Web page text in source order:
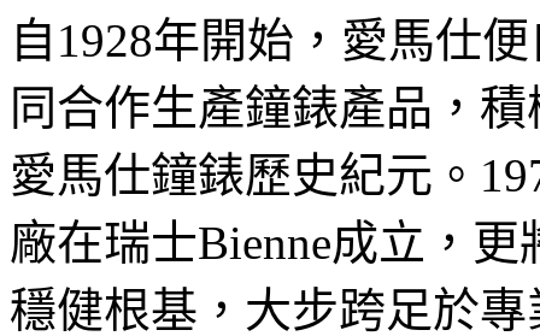
自1928年開始，愛馬仕
同合作生產鐘錶產品，
愛馬仕鐘錶歷史紀元。
廠在瑞士Bienne成立，
穩健根基，大步跨足於